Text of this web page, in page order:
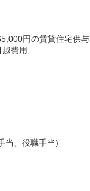
円の賃貸住宅供与
越費用
、役職手当)